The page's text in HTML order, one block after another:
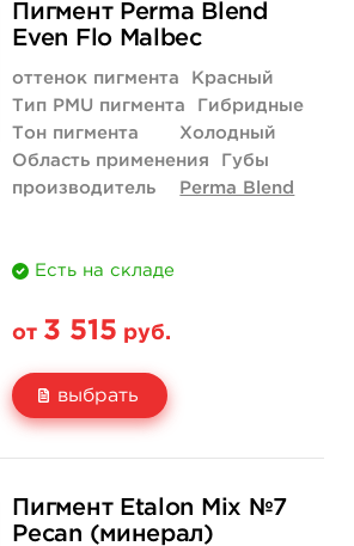
1 690 руб.
купить купить
Пигмент Perma Blend
Even Flo Malbec
оттенок пигмента
Красный
Тип PMU пигмента
Гибридные
Тон пигмента
Холодный
Область применения
Губы
производитель
Perma Blend
Есть на складе
от 3 515 руб.
выбрать
3 515 руб.
Пигмент Etalon Mix №7
Pecan (минерал)